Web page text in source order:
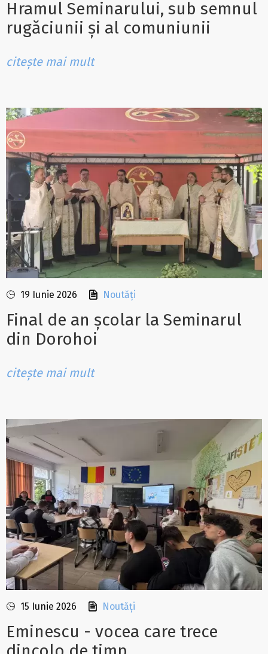
Hramul Seminarului, sub semnul
rugăciunii și al comuniunii
citește mai mult
19 Iunie 2026 Noutăți
Final de an școlar la Seminarul
din Dorohoi
citește mai mult
15 Iunie 2026 Noutăți
Eminescu - vocea care trece